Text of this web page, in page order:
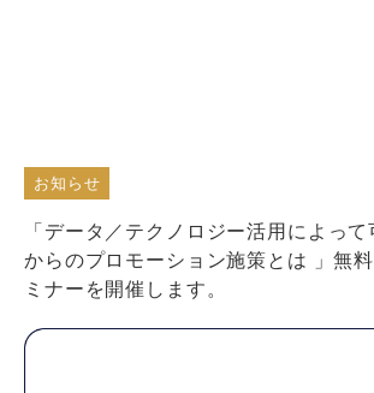
お知らせ
「データ／テクノロジー活用によっ
からのプロモーション施策とは 」無
ミナーを開催します。